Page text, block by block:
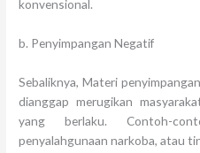
konvensional.
b. Penyimpangan Negatif
Sebaliknya, Materi
dianggap merugikan
yang berlaku. Contoh-
penyalahgunaan narkoba, atau